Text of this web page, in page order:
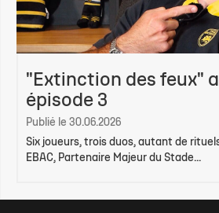
"Extinction des feux"
épisode 3
Publié le 30.06.2026
Six joueurs, trois duos, autant de
EBAC, Partenaire Majeur du Stade...